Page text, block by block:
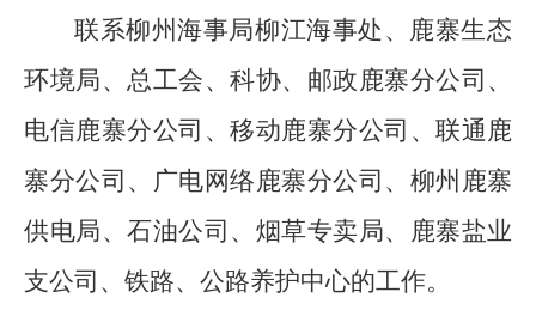
联系柳州海事局柳江海事处、 鹿寨生态
环境局、总工会、科协、邮政鹿寨分公司、
电信鹿寨分公司、移动鹿寨分公司、联通鹿
寨分公司、广电网络鹿寨分公司、 柳州鹿寨
供电局、石油公司、烟草专卖局、
鹿寨盐业
支公司、 铁路、公路养护中心的工作。